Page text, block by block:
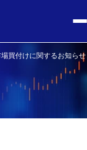
買付けに関するお知らせ